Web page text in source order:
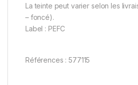
La teinte peut varier selon les
– foncé).
Label : PEFC
Références : 577115